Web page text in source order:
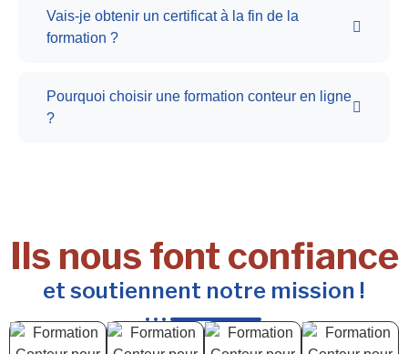
Vais-je obtenir un certificat à la fin de la
formation ?
Pourquoi choisir une formation conteur en ligne
?
Ils nous font confiance
et soutiennent notre mission !